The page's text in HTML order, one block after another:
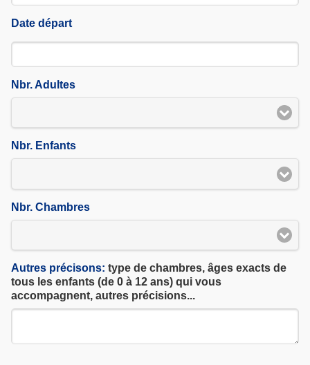
Date départ
Nbr. Adultes
Nbr. Enfants
Nbr. Chambres
Autres précisons: type de chambres, âges exacts de
tous les enfants (de 0 à 12 ans) qui vous
accompagnent, autres précisions...